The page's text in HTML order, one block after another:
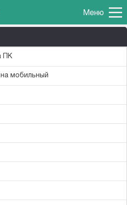
Меню
ПК
мобильный